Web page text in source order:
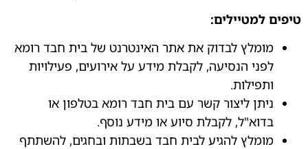
טיפים למטיילים:
מומלץ לבדוק את אתר האינטרנט של בית חבד רומא
לפני הנסיעה, לקבלת מידע על אירועים, פעילויות
ותפילות.
ניתן ליצור קשר עם בית חבד רומא בטלפון או
בדוא"ל, לקבלת סיוע או מידע נוסף.
מומלץ להגיע לבית חבד בשבתות ובחגים, להשתתף